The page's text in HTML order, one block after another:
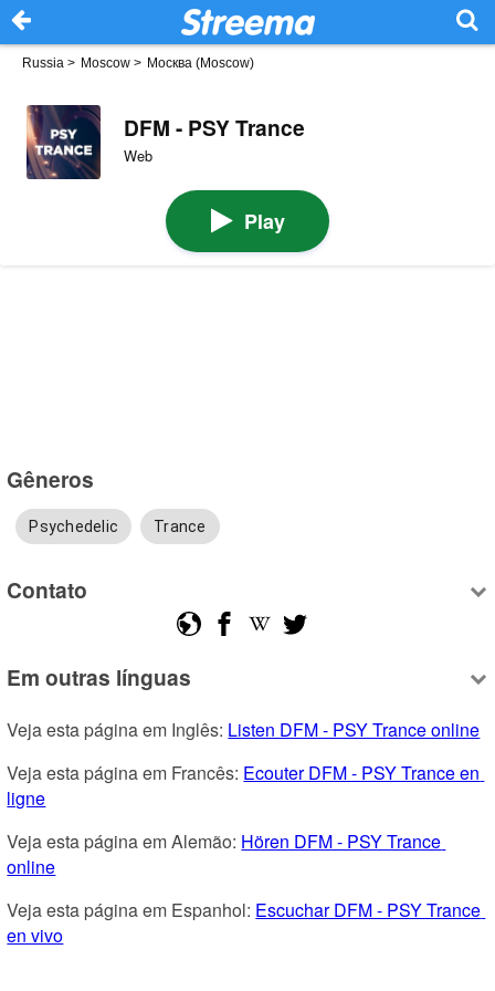
Russia > Moscow > Москва (Moscow)
DFM - PSY Trance
Web
Play
Gêneros
Psychedelic Trance
Contato
Em outras línguas
Veja esta página em Inglês: Listen DFM - PSY Trance online
Veja esta página em Francês: Ecouter DFM - PSY Trance en
ligne
Veja esta página em Alemão: Hören DFM - PSY Trance
online
Veja esta página em Espanhol: Escuchar DFM - PSY Trance
en vivo